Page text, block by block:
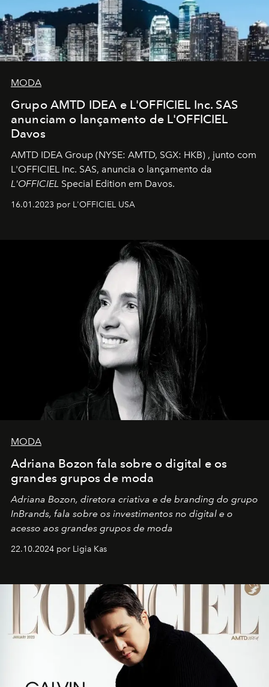
MODA
Grupo AMTD IDEA e L'OFFICIEL Inc. SAS
anunciam o lançamento de L'OFFICIEL
Davos
AMTD IDEA Group (NYSE: AMTD, SGX: HKB) , junto com
L'OFFICIEL Inc. SAS, anuncia o lançamento da
L'OFFICIEL Special Edition em Davos.
16.01.2023 por L'OFFICIEL USA
MODA
Adriana Bozon fala sobre o digital e os
grandes grupos de moda
Adriana Bozon, diretora criativa e de branding do grupo
InBrands, fala sobre os investimentos no digital e o
acesso aos grandes grupos de moda
22.10.2024 por Ligia Kas